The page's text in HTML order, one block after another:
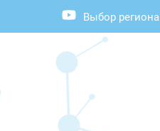
Выбор региона